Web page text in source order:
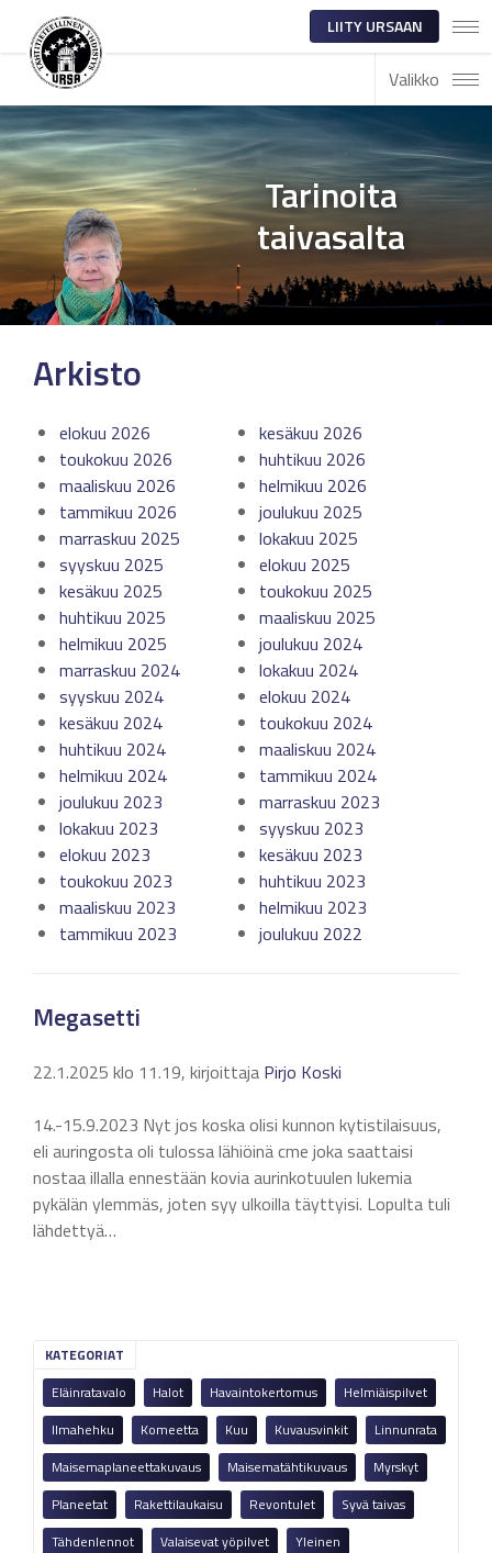
LIITY URSAAN
Valikko
Tarinoita
taivasalta
KATEGORIAT
Eläinratavalo
Halot Havaintokertomus
Helmiäispilvet
Ilmahehku
Komeetta Kuu Kuvausvinkit
Linnunrata
Maisemaplaneettakuvaus
Maisematähtikuvaus
Myrskyt
Planeetat
Rakettilaukaisu Revontulet
Syvä taivas
Tähdenlennot
Valaisevat yöpilvet Yleinen
Arkisto
elokuu 2026
kesäkuu 2026
toukokuu 2026
huhtikuu 2026
maaliskuu 2026
helmikuu 2026
tammikuu 2026
joulukuu 2025
marraskuu 2025
lokakuu 2025
syyskuu 2025
elokuu 2025
kesäkuu 2025
toukokuu 2025
huhtikuu 2025
maaliskuu 2025
helmikuu 2025
joulukuu 2024
marraskuu 2024
lokakuu 2024
syyskuu 2024
elokuu 2024
kesäkuu 2024
toukokuu 2024
huhtikuu 2024
maaliskuu 2024
helmikuu 2024
tammikuu 2024
joulukuu 2023
marraskuu 2023
lokakuu 2023
syyskuu 2023
elokuu 2023
kesäkuu 2023
toukokuu 2023
huhtikuu 2023
maaliskuu 2023
helmikuu 2023
tammikuu 2023
joulukuu 2022
Megasetti
22.1.2025 klo 11.19, kirjoittaja Pirjo Koski
14.-15.9.2023 Nyt jos koska olisi kunnon kytistilaisuus,
eli auringosta oli tulossa lähiöinä cme joka saattaisi
nostaa illalla ennestään kovia aurinkotuulen lukemia
pykälän ylemmäs, joten syy ulkoilla täyttyisi. Lopulta tuli
lähdettyä…